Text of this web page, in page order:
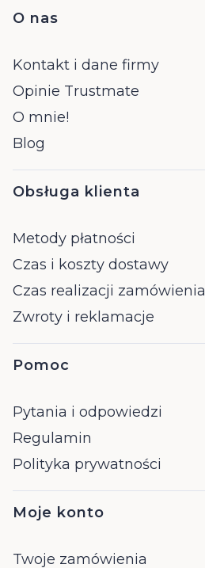
Linki w stopce
O nas
Kontakt i dane firmy
Opinie Trustmate
O mnie!
Blog
Obsługa klienta
Metody płatności
Czas i koszty dostawy
Czas realizacji zamówienia
Zwroty i reklamacje
Pomoc
Pytania i odpowiedzi
Regulamin
Polityka prywatności
Moje konto
Twoje zamówienia